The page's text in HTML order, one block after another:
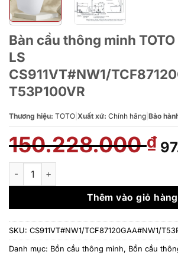
Bàn cầu thông minh TOTO
LS
CS911VT#NW1/
T53P100VR
Thương hiệu: TOTO Xuất xứ: Chính hãng Bảo
150.228.000₫
Bàn cầu thông minh TOTO NEOREST
Thêm vào giỏ hàng
SKU: CS911VT#NW1/TCF87120GAA#NW1/
Danh mục: Bồn cầu thông minh, Bồn cầu